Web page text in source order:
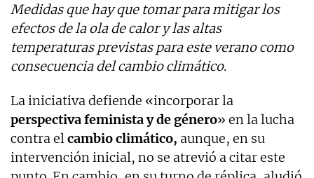
Medidas que hay que tomar para mitigar los
efectos de la ola de calor y las altas
temperaturas previstas para este verano como
consecuencia del cambio climático.
La iniciativa defiende «incorporar la
perspectiva feminista y de género» en la lucha
contra elcambio climático, aunque, en su
intervención inicial, no se atrevió a citar este